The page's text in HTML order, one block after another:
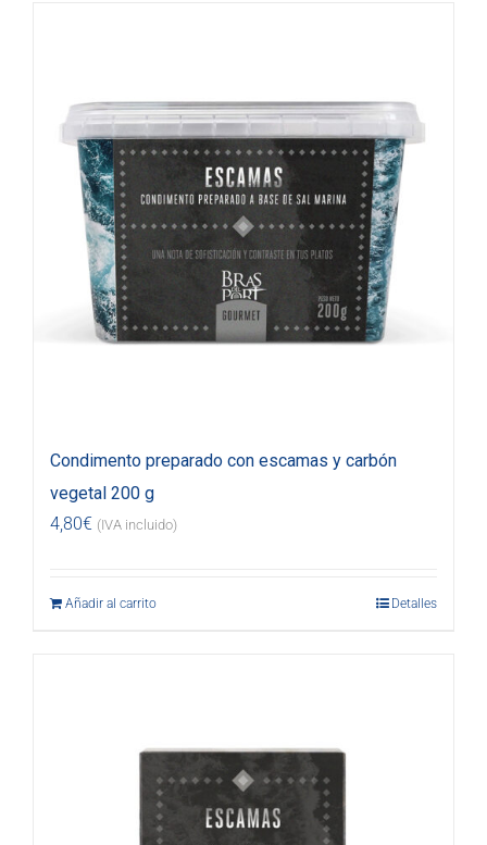
Condimento preparado con escamas y carbón
vegetal 200 g
4,80€ (IVA incluido)
Añadir al carrito Detalles